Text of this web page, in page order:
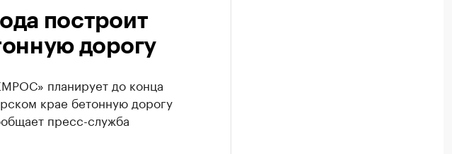
построит
дорогу
планирует до конца
крае бетонную дорогу
пресс-служба